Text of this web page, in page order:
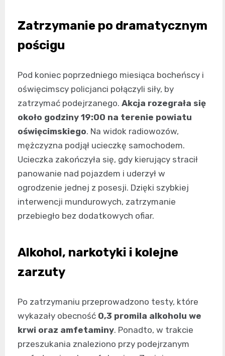
Zatrzymanie po dramatycznym
pościgu
Pod koniec poprzedniego miesiąca bocheńscy i
oświęcimscy policjanci połączyli siły, by
zatrzymać podejrzanego. Akcja rozegrała się
około godziny 19:00 na terenie powiatu
oświęcimskiego. Na widok radiowozów,
mężczyzna podjął ucieczkę samochodem.
Ucieczka zakończyła się, gdy kierujący stracił
panowanie nad pojazdem i uderzył w
ogrodzenie jednej z posesji. Dzięki szybkiej
interwencji mundurowych, zatrzymanie
przebiegło bez dodatkowych ofiar.
Alkohol, narkotyki i kolejne
zarzuty
Po zatrzymaniu przeprowadzono testy, które
wykazały obecność 0,3 promila alkoholu we
krwi oraz amfetaminy. Ponadto, w trakcie
przeszukania znaleziono przy podejrzanym